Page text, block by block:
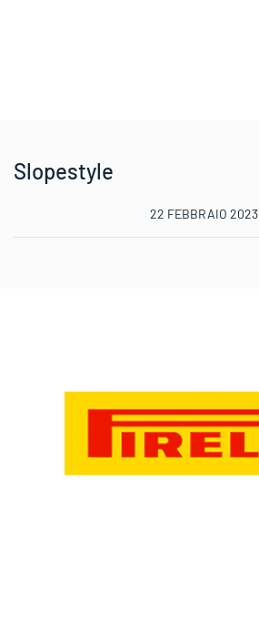
Slopestyle
22 FEBBRAIO 2023